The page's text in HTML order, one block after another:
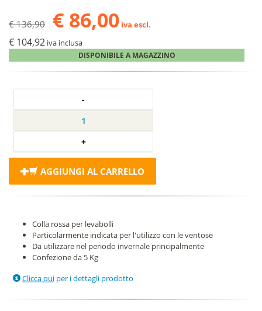
€ 136,90 € 86,00 iva escl.
€ 104,92 iva inclusa
DISPONIBILE A MAGAZZINO
AGGIUNGI AL CARRELLO
Colla rossa per levabolli
Particolarmente indicata per l'utilizzo con le ventose
Da utilizzare nel periodo invernale principalmente
Confezione da 5 Kg
Clicca qui per i dettagli prodotto